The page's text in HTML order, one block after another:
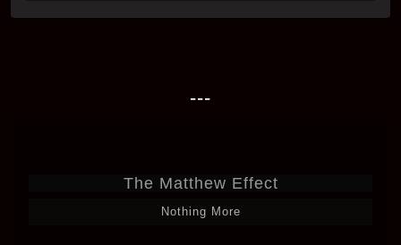
---
The Matthew Effect
Nothing More